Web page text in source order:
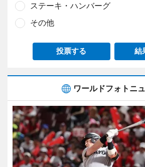
ステーキ・ハンバーグ
その他
投票する 結
ワールドフォトニ